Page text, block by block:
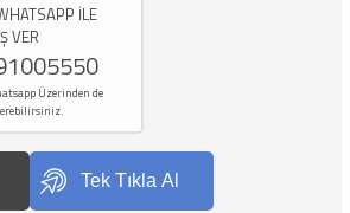
İLE
VER
Üzerinden de
Tek Tıkla Al